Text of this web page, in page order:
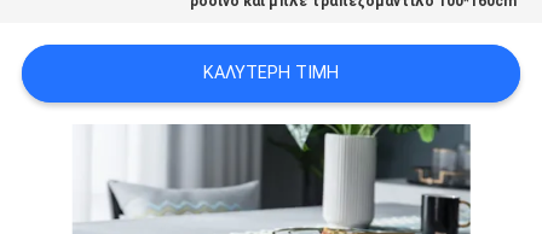
SITEMAP
POLICY
ΚΑΛΎΤΕΡΗ ΤΙΜΉ